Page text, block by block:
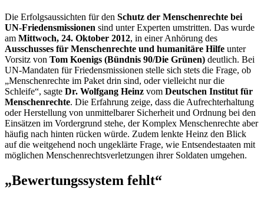
Die Erfolgsaussichten für den Schutz der Menschenrechte bei
UN-Friedensmissionen sind unter Experten umstritten. Das wurde
am Mittwoch, 24. Oktober 2012, in einer Anhörung des
Ausschusses für Menschenrechte und humanitäre Hilfe unter
Vorsitz von Tom Koenigs (Bündnis 90/Die Grünen) deutlich. Bei
UN-Mandaten für Friedensmissionen stelle sich stets die Frage, ob
„Menschenrechte im Paket drin sind, oder vielleicht nur die
Schleife“, sagte Dr. Wolfgang Heinz vom Deutschen Institut für
Menschenrechte. Die Erfahrung zeige, dass die Aufrechterhaltung
oder Herstellung von unmittelbarer Sicherheit und Ordnung bei den
Einsätzen im Vordergrund stehe, der Komplex Menschenrechte aber
häufig nach hinten rücken würde. Zudem lenkte Heinz den Blick
auf die weitgehend noch ungeklärte Frage, wie Entsendestaaten mit
möglichen Menschenrechtsverletzungen ihrer Soldaten umgehen.
„Bewertungssystem fehlt“